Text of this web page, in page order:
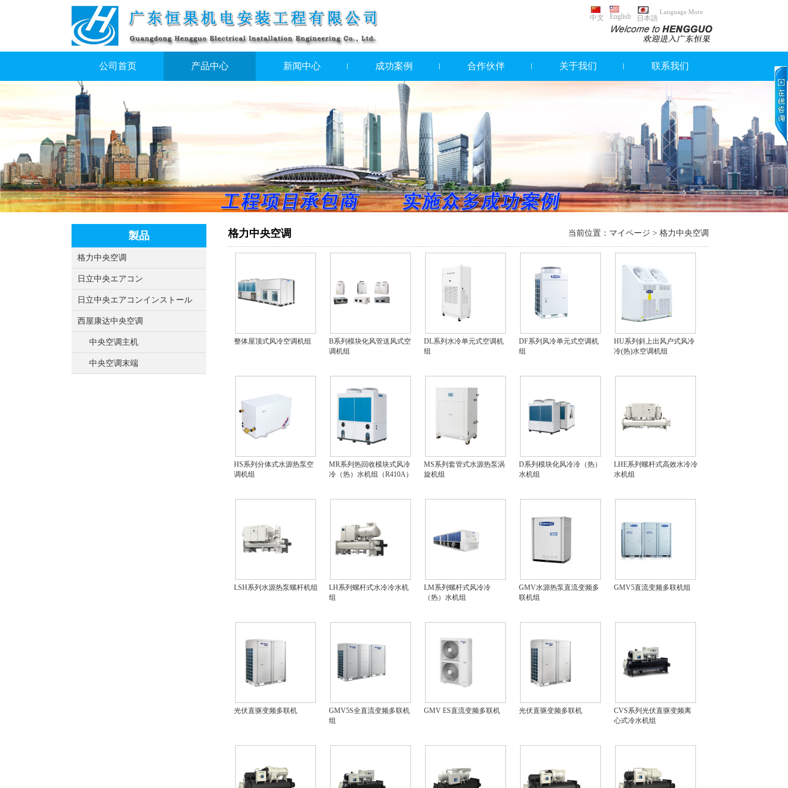
中文 English 日本語
Language More
公司首页 产品中心 新闻中心 成功案例 合作伙伴 关于我们 联系我们
製品
格力中央空调
日立中央エアコン
日立中央エアコンインストール
西屋康达中央空调
中央空调主机
中央空调末端
格力中央空调 当前位置： マイページ > 格力中央空调
整体屋顶式风冷空调机组
B系列模块化风管送风式空
调机组
DL系列水冷单元式空调机
组
DF系列风冷单元式空调机
组
HU系列斜上出风户式风冷
冷(热)水空调机组
HS系列分体式水源热泵空
调机组
MR系列热回收模块式风冷
冷（热）水机组（R410A）
MS系列套管式水源热泵涡
旋机组
D系列模块化风冷冷（热）
水机组
LHE系列螺杆式高效水冷冷
水机组
LSH系列水源热泵螺杆机组
LH系列螺杆式水冷冷水机
组
LM系列螺杆式风冷冷
（热）水机组
GMV水源热泵直流变频多
联机组
GMV5直流变频多联机组
光伏直驱变频多联机
GMV5S全直流变频多联机
组
GMV ES直流变频多联机 光伏直驱变频多联机
CVS系列光伏直驱变频离
心式冷水机组